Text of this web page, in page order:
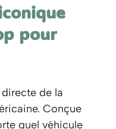
pour
de la
Conçue
quel véhicule